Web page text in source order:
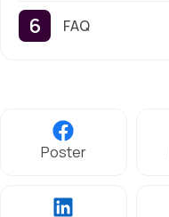
FAQ
Poster